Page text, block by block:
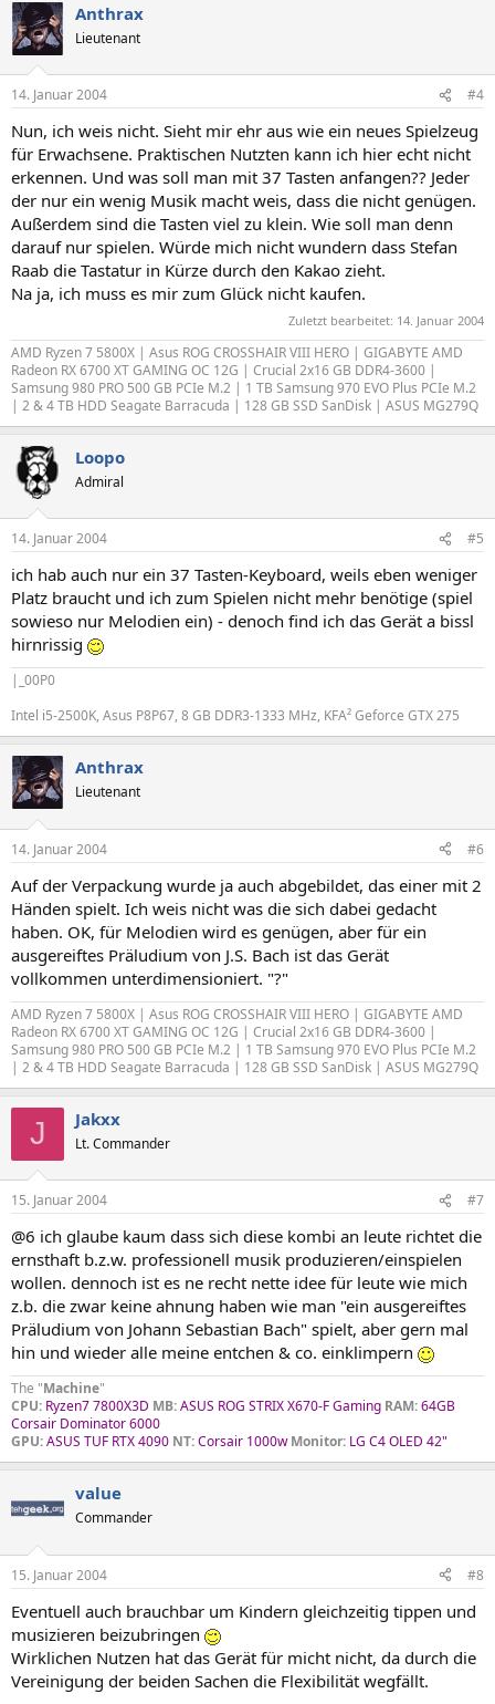
Anthrax
Lieutenant
14. Januar 2004 #4
Nun, ich weis nicht. Sieht mir ehr aus wie ein neues Spielzeug
für Erwachsene. Praktischen Nutzten kann ich hier echt nicht
erkennen. Und was soll man mit 37 Tasten anfangen?? Jeder
der nur ein wenig Musik macht weis, dass die nicht genügen.
Außerdem sind die Tasten viel zu klein. Wie soll man denn
darauf nur spielen. Würde mich nicht wundern dass Stefan
Raab die Tastatur in Kürze durch den Kakao zieht.
Na ja, ich muss es mir zum Glück nicht kaufen.
Zuletzt bearbeitet: 14. Januar 2004
AMD Ryzen 7 5800X | Asus ROG CROSSHAIR VIII HERO | GIGABYTE AMD
Radeon RX 6700 XT GAMING OC 12G | Crucial 2x16 GB DDR4-3600 |
Samsung 980 PRO 500 GB PCIe M.2 | 1 TB Samsung 970 EVO Plus PCIe M.2
| 2 & 4 TB HDD Seagate Barracuda | 128 GB SSD SanDisk | ASUS MG279Q
Loopo
Admiral
14. Januar 2004 #5
ich hab auch nur ein 37 Tasten-Keyboard, weils eben weniger
Platz braucht und ich zum Spielen nicht mehr benötige (spiel
sowieso nur Melodien ein) - denoch find ich das Gerät a bissl
hirnrissig
|_00P0
Intel i5-2500K, Asus P8P67, 8 GB DDR3-1333 MHz, KFA² Geforce GTX 275
Anthrax
Lieutenant
14. Januar 2004 #6
Auf der Verpackung wurde ja auch abgebildet, das einer mit 2
Händen spielt. Ich weis nicht was die sich dabei gedacht
haben. OK, für Melodien wird es genügen, aber für ein
ausgereiftes Präludium von J.S. Bach ist das Gerät
vollkommen unterdimensioniert. "?"
AMD Ryzen 7 5800X | Asus ROG CROSSHAIR VIII HERO | GIGABYTE AMD
Radeon RX 6700 XT GAMING OC 12G | Crucial 2x16 GB DDR4-3600 |
Samsung 980 PRO 500 GB PCIe M.2 | 1 TB Samsung 970 EVO Plus PCIe M.2
| 2 & 4 TB HDD Seagate Barracuda | 128 GB SSD SanDisk | ASUS MG279Q
J Jakxx
Lt. Commander
15. Januar 2004 #7
@6 ich glaube kaum dass sich diese kombi an leute richtet die
ernsthaft b.z.w. professionell musik produzieren/einspielen
wollen. dennoch ist es ne recht nette idee für leute wie mich
z.b. die zwar keine ahnung haben wie man "ein ausgereiftes
Präludium von Johann Sebastian Bach" spielt, aber gern mal
hin und wieder alle meine entchen & co. einklimpern
The "Machine"
CPU: Ryzen7 7800X3D MB:ASUS ROG STRIX X670-F Gaming RAM:64GB
Corsair Dominator 6000
GPU:ASUS TUF RTX 4090 NT:Corsair 1000w Monitor: LG C4 OLED 42"
value
Commander
15. Januar 2004 #8
Eventuell auch brauchbar um Kindern gleichzeitig tippen und
musizieren beizubringen
Wirklichen Nutzen hat das Gerät für micht nicht, da durch die
Vereinigung der beiden Sachen die Flexibilität wegfällt.